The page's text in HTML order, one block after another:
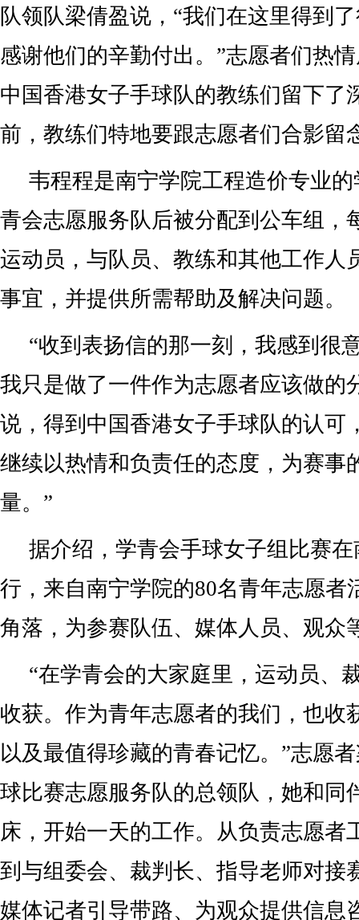
队领队梁倩盈说，“我们在这里得到
感谢他们的辛勤付出。”志愿者们热
中国香港女子手球队的教练们留下了
前，教练们特地要跟志愿者们合影留
韦程程是南宁学院工程造价专业
青会志愿服务队后被分配到公车组，
运动员，与队员、教练和其他工作人
事宜，并提供所需帮助及解决问题。
“收到表扬信的那一刻，我感到很
我只是做了一件作为志愿者应该做的
说，得到中国香港女子手球队的认可
继续以热情和负责任的态度，为赛事
量。”
据介绍，学青会手球女子组比赛
行，来自南宁学院的80名青年志愿者
角落，为参赛队伍、媒体人员、观众
“在学青会的大家庭里，运动员、
收获。作为青年志愿者的我们，也收
以及最值得珍藏的青春记忆。”志愿
球比赛志愿服务队的总领队，她和同
床，开始一天的工作。从负责志愿者
到与组委会、裁判长、指导老师对接
媒体记者引导带路、为观众提供信息